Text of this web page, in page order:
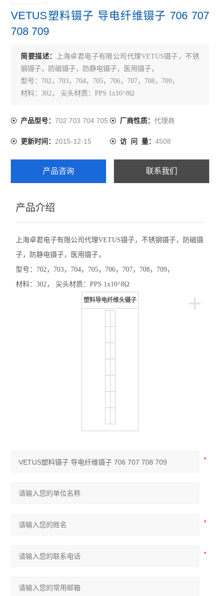
VETUS塑料镊子 导电纤维镊子 706 707
708 709
简要描述：
上海卓君电子有限公司代理VETUS镊子，不锈
钢镊子，防磁镊子，防静电镊子，医用镊子，
型号：702，703，704，705，706，707，708，709，
材料：302， 尖头材质：PPS 1x10^8Ω
产品型号：702 703 704 705 厂商性质： 代理商
更新时间：2015-12-15 访 问 量： 4508
产品咨询 联系我们
产品介绍
上海卓君电子有限公司代理VETUS镊子，不锈钢镊子，防磁镊
子，防静电镊子，医用镊子，
型号：702，703，704，705，706，707，708，709，
材料：302， 尖头材质：PPS 1x10^8Ω
+
塑料导电纤维头镊子